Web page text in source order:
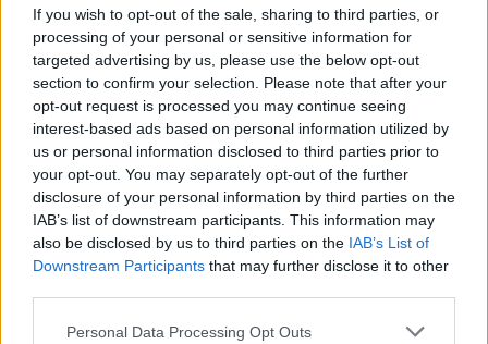
If you wish to opt-out of the sale, sharing to third parties, or
processing of your personal or sensitive information for
targeted advertising by us, please use the below opt-out
section to confirm your selection. Please note that after your
opt-out request is processed you may continue seeing
interest-based ads based on personal information utilized by
us or personal information disclosed to third parties prior to
your opt-out. You may separately opt-out of the further
disclosure of your personal information by third parties on the
IAB’s list of downstream participants. This information may
also be disclosed by us to third parties on the IAB’s List of
Downstream Participants that may further disclose it to other
Personal Data Processing Opt Outs
ΥΓΕΊΑ
Τοξικό trend στο TikTok: Μικρά
παιδιά χρησιμοποιούν κρέμες
και οξέα "ομορφιάς"
12:29, 14 Ιουλίου 2025
ΥΓΕΊΑ
Ένας στους τέσσερις εφήβους
στην Ελλάδα ζει με διαταραχή
ψυχικής υγείας
11:58, 10 Μαΐου 2025